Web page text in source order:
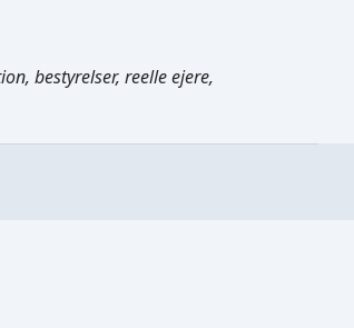
bestyrelser, reelle ejere,